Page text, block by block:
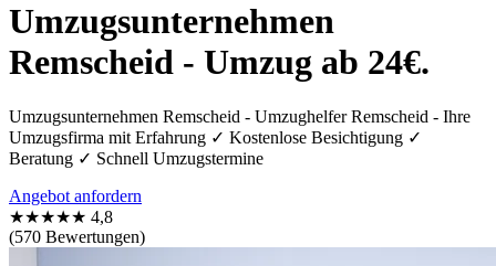
Umzugsunternehmen
Remscheid - Umzug ab 24€.
Umzugsunternehmen Remscheid - Umzughelfer Remscheid - Ihre
Umzugsfirma mit Erfahrung ✓ Kostenlose Besichtigung ✓
Beratung ✓ Schnell Umzugstermine
Angebot anfordern
★★★★★ 4,8
(570 Bewertungen)